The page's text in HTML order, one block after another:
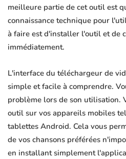
meilleure partie de cet outil est
connaissance technique pour
à faire est d'installer l'outil et de
immédiatement.
L'interface du téléchargeur de
simple et facile à comprendre.
problème lors de son utilisation.
outil sur vos appareils mobiles
tablettes Android. Cela vous
de vos chansons préférées
en installant simplement